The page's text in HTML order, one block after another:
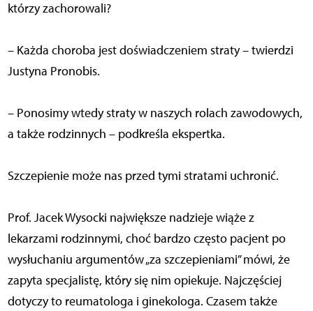
którzy zachorowali?
– Każda choroba jest doświadczeniem straty – twierdzi
Justyna Pronobis.
– Ponosimy wtedy straty w naszych rolach zawodowych,
a także rodzinnych – podkreśla ekspertka.
Szczepienie może nas przed tymi stratami uchronić.
Prof. Jacek Wysocki największe nadzieje wiąże z
lekarzami rodzinnymi, choć bardzo często pacjent po
wysłuchaniu argumentów „za szczepieniami” mówi, że
zapyta specjalistę, który się nim opiekuje. Najczęściej
dotyczy to reumatologa i ginekologa. Czasem także